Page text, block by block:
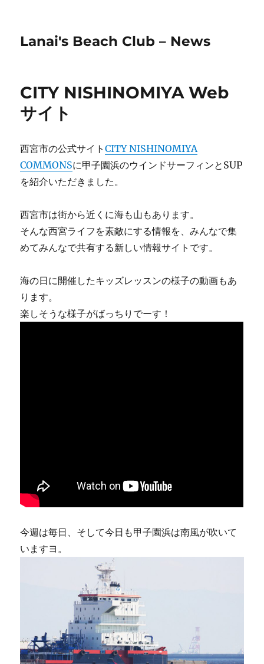
Lanai's Beach Club – News
CITY NISHINOMIYA Web
サイト
西宮市の公式サイトCITY NISHINOMIYA
COMMONSに甲子園浜のウインドサーフィンとSUP
を紹介いただきました。
西宮市は街から近くに海も山もあります。
そんな西宮ライフを素敵にする情報を、みんなで集
めてみんなで共有する新しい情報サイトです。
海の日に開催したキッズレッスンの様子の動画もあ
ります。
楽しそうな様子がばっちりでーす！
今週は毎日、そして今日も甲子園浜は南風が吹いて
いますヨ。